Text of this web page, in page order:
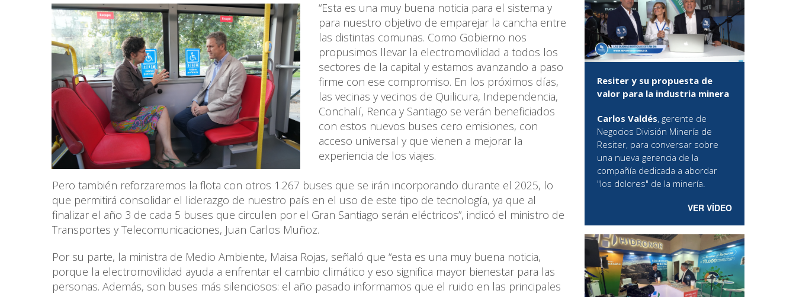
“Esta es una muy buena noticia para el sistema y
para nuestro objetivo de emparejar la cancha entre
las distintas comunas. Como Gobierno nos
propusimos llevar la electromovilidad a todos los
sectores de la capital y estamos avanzando a paso
firme con ese compromiso. En los próximos días,
las vecinas y vecinos de Quilicura, Independencia,
Conchalí, Renca y Santiago se verán beneficiados
con estos nuevos buses cero emisiones, con
acceso universal y que vienen a mejorar la
experiencia de los viajes.
Pero también reforzaremos la flota con otros 1.267 buses que se irán incorporando durante el 2025, lo
que permitirá consolidar el liderazgo de nuestro país en el uso de este tipo de tecnología, ya que al
finalizar el año 3 de cada 5 buses que circulen por el Gran Santiago serán eléctricos”, indicó el ministro de
Transportes y Telecomunicaciones, Juan Carlos Muñoz.
Por su parte, la ministra de Medio Ambiente, Maisa Rojas, señaló que “esta es una muy buena noticia,
porque la electromovilidad ayuda a enfrentar el cambio climático y eso significa mayor bienestar para las
personas. Además, son buses más silenciosos: el año pasado informamos que el ruido en las principales
Resiter y su propuesta de
valor para la industria minera
Carlos Valdés, gerente de
Negocios División Minería de
Resiter, para conversar sobre
una nueva gerencia de la
compañía dedicada a abordar
"los dolores" de la minería.
VER VÍDEO